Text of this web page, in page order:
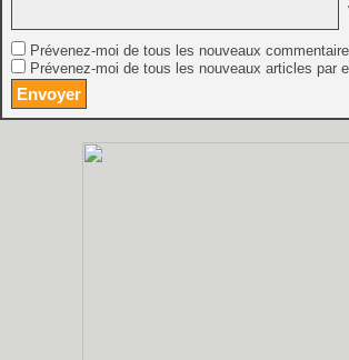
Prévenez-moi de tous les nouveaux
Prévenez-moi de tous les nouveaux articles par